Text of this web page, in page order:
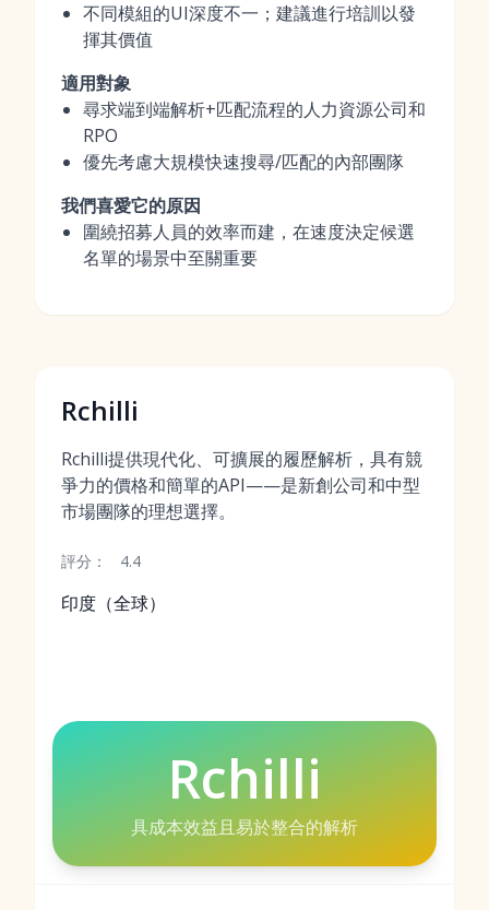
不同模組的UI深度不一；建議進行培訓以發
揮其價值
適用對象
尋求端到端解析+匹配流程的人力資源公司和
RPO
優先考慮大規模快速搜尋/匹配的內部團隊
我們喜愛它的原因
圍繞招募人員的效率而建，在速度決定候選
名單的場景中至關重要
Rchilli
Rchilli提供現代化、可擴展的履歷解析，具有競
爭力的價格和簡單的API——是新創公司和中型
市場團隊的理想選擇。
評分： 4.4
印度（全球）
Rchilli
具成本效益且易於整合的解析